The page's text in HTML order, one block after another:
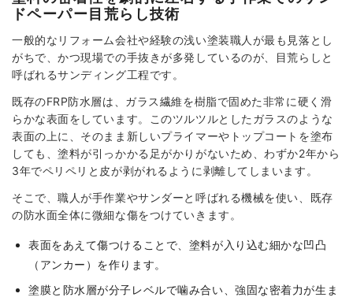
ドペーパー目荒らし技術
一般的なリフォーム会社や経験の浅い塗装職人が最も見落とし
がちで、かつ現場での手抜きが多発しているのが、目荒らしと
呼ばれるサンディング工程です。
既存のFRP防水層は、ガラス繊維を樹脂で固めた非常に硬く滑
らかな表面をしています。このツルツルとしたガラスのような
表面の上に、そのまま新しいプライマーやトップコートを塗布
しても、塗料が引っかかる足がかりがないため、わずか2年から
3年でペリペリと皮が剥がれるように剥離してしまいます。
そこで、職人が手作業やサンダーと呼ばれる機械を使い、既存
の防水面全体に微細な傷をつけていきます。
表面をあえて傷つけることで、塗料が入り込む細かな凹凸
（アンカー）を作ります。
塗膜と防水層が分子レベルで噛み合い、強固な密着力が生ま